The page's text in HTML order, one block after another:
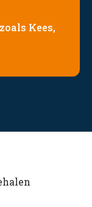
Kees,